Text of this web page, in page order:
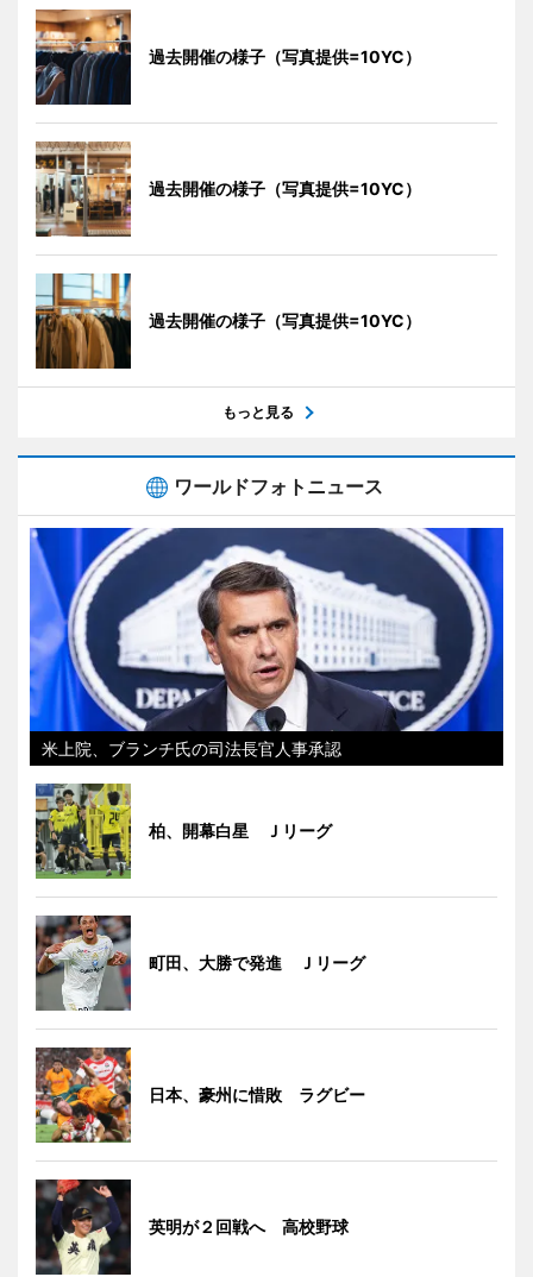
過去開催の様子（写真提供=10YC）
過去開催の様子（写真提供=10YC）
過去開催の様子（写真提供=10YC）
もっと見る
ワールドフォトニュース
米上院、ブランチ氏の司法長官人事承認
柏、開幕白星 Ｊリーグ
町田、大勝で発進 Ｊリーグ
日本、豪州に惜敗 ラグビー
英明が２回戦へ 高校野球